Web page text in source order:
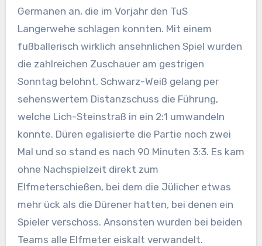
Germanen an, die im Vorjahr den TuS
Langerwehe schlagen konnten. Mit einem
fußballerisch wirklich ansehnlichen Spiel wurden
die zahlreichen Zuschauer am gestrigen
Sonntag belohnt. Schwarz-Weiß gelang per
sehenswertem Distanzschuss die Führung,
welche Lich-Steinstraß in ein 2:1 umwandeln
konnte. Düren egalisierte die Partie noch zwei
Mal und so stand es nach 90 Minuten 3:3. Es kam
ohne Nachspielzeit direkt zum
Elfmeterschießen, bei dem die Jülicher etwas
mehr ück als die Dürener hatten, bei denen ein
Spieler verschoss. Ansonsten wurden bei beiden
Teams alle Elfmeter eiskalt verwandelt.